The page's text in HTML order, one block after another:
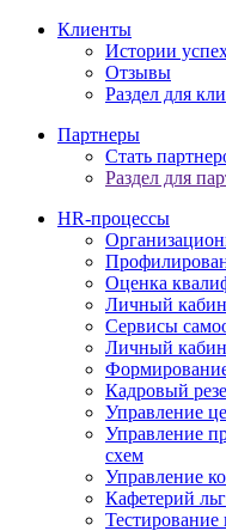
Клиенты
Истории
Отзывы
Раздел для
Партнеры
Стать
Раздел для
HR-процессы
Оценка
Личный
Сервисы
Личный
Кадровый
Управление
Управление
схем
Управление
Кафетерий
Тестирование